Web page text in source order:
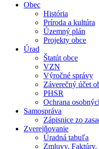
Obec
História
Príroda a kultúra
Územný plán
Projekty obce
Úrad
Štatút obce
VZN
Výročné správy
Záverečný účet
PHSR
Ochrana
Samospráva
Zápisnice zo
Zverejňovanie
Úradná tabuľa
Zmluvy,